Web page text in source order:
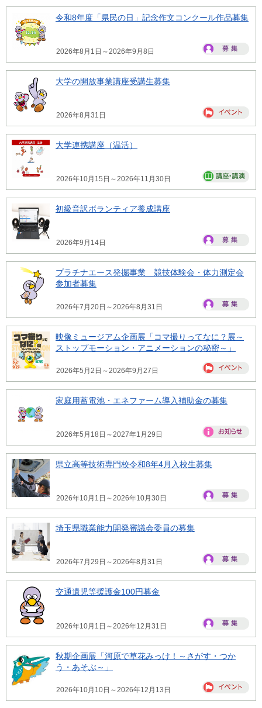
令和8年度「県民の日」記念作文コンクール作品募集
2026年8月1日～2026年9月8日
大学の開放事業講座受講生募集
2026年8月31日
大学連携講座（温活）
2026年10月15日～2026年11月30日
初級音訳ボランティア養成講座
2026年9月14日
プラチナエース発掘事業 競技体験会・体力測定会
参加者募集
2026年7月20日～2026年8月31日
映像ミュージアム企画展「コマ撮りってなに？展～
ストップモーション・アニメーションの秘密～」
2026年5月2日～2026年9月27日
家庭用蓄電池・エネファーム導入補助金の募集
2026年5月18日～2027年1月29日
県立高等技術専門校令和8年4月入校生募集
2026年10月1日～2026年10月30日
埼玉県職業能力開発審議会委員の募集
2026年7月29日～2026年8月31日
交通遺児等援護金100円募金
2026年10月1日～2026年12月31日
秋期企画展「河原で草花みっけ！～さがす・つか
う・あそぶ～」
2026年10月10日～2026年12月13日